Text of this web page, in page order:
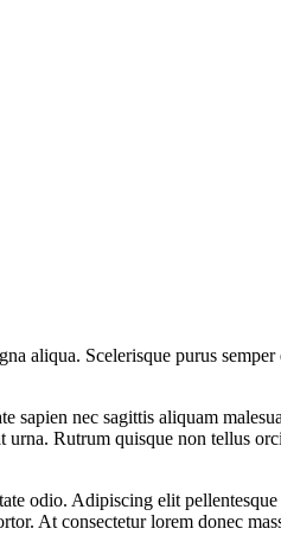
aliqua. Scelerisque purus
nec sagittis aliquam
Rutrum quisque non tellus
odio. Adipiscing elit
At consectetur lorem donec